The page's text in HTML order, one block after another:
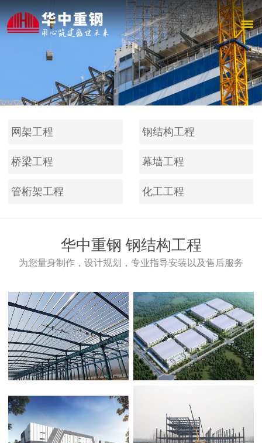
网架工程 钢结构工程
桥梁工程 幕墙工程
管桁架工程 化工工程
华中重钢 钢结构工程
为您量身制作，设计规划，专业指导安装以及售后服务